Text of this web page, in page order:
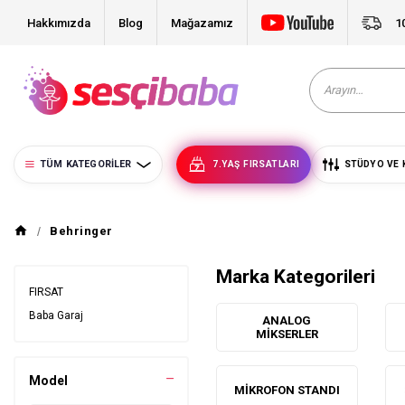
Hakkımızda Blog Mağazamız
TÜM KATEGORILER 7.YAŞ FIRSATLARI STÜDYO VE
Behringer
FIRSAT
Baba Garaj
Model
Marka Kategorileri
ANALOG
MIKSERLER
MIKROFON STANDI